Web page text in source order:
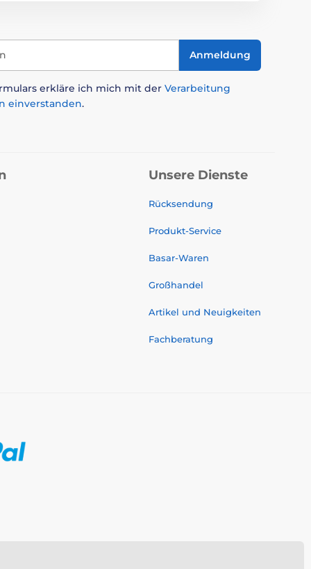
Anmeldung
erkläre ich mich mit der Verarbeitung
einverstanden.
Unsere Dienste
Rücksendung
Produkt-Service
Basar-Waren
Großhandel
Artikel und Neuigkeiten
Fachberatung